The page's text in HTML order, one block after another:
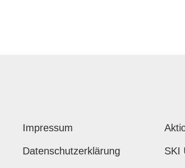
Impressum
Datenschutzerklärung SKI